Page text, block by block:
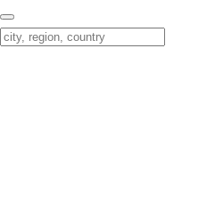
Change Location